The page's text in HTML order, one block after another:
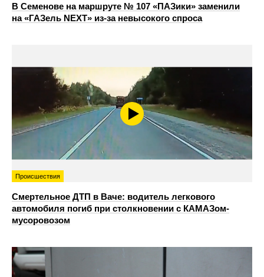
В Семенове на маршруте № 107 «ПАЗики» заменили
на «ГАЗель NEXT» из‑за невысокого спроса
Происшествия
Смертельное ДТП в Ваче: водитель легкового
автомобиля погиб при столкновении с КАМАЗом-
мусоровозом